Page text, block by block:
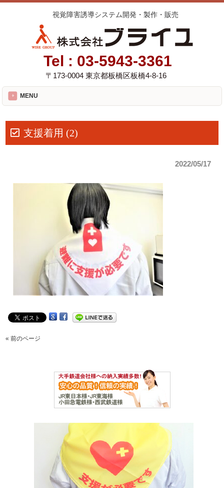
視覚障害誘導システム開発・製作・販売
Tel : 03-5943-3361
〒173-0004 東京都板橋区板橋4-8-16
MENU
支援着用 (2)
2022/05/17
« 前のページ